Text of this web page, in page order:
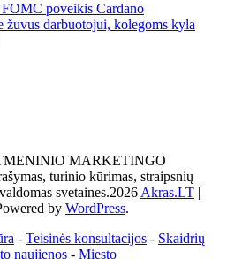
poveikis Cardano
darbuotojui, kolegoms kyla
MARKETINGO
turinio kūrimas, straipsnių
svetaines.2026Akras.LT
by WordPress.
- Teisinės konsultacijos - Skaidrių
naujienos - Miesto